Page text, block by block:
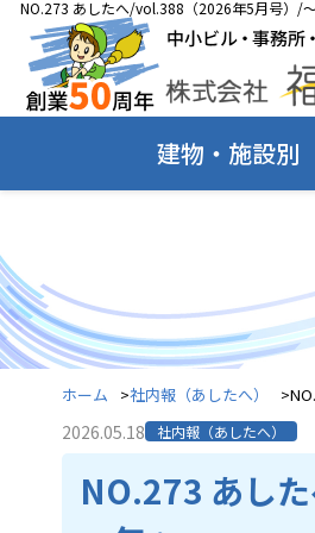
NO.273 あしたへ/vol.388（2026年5月号）/
建物・施設別
ホーム 社内報（あしたへ）
2026.05.18 社内報（あしたへ）
NO.273 あし